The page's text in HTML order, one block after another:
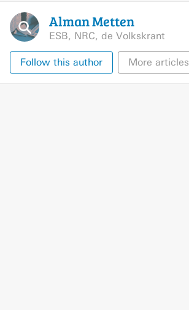
AlmanMetten
ESB, NRC, de Volkskrant
Follow this author More articles